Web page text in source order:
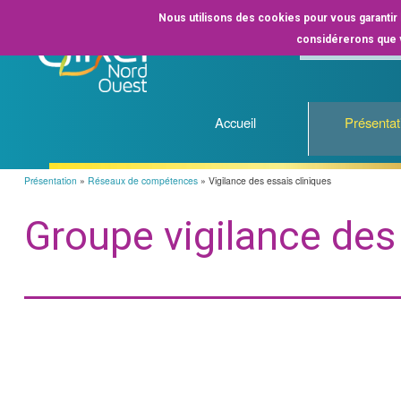
Nous utilisons des cookies pour vous
considérerons que
Accueil
Présentation Réseaux de compétences Vigilance des essais cliniques
Groupe vigilance